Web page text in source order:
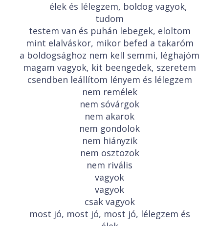
élek és lélegzem, boldog vagyok,
tudom
testem van és puhán lebegek, eloltom
mint elalváskor, mikor befed a takaróm
a boldogsághoz nem kell semmi, léghajóm
magam vagyok, kit beengedek, szeretem
csendben leállítom lényem és lélegzem
nem remélek
nem sóvárgok
nem akarok
nem gondolok
nem hiányzik
nem osztozok
nem rivális
vagyok
vagyok
csak vagyok
most jó, most jó, most jó, lélegzem és